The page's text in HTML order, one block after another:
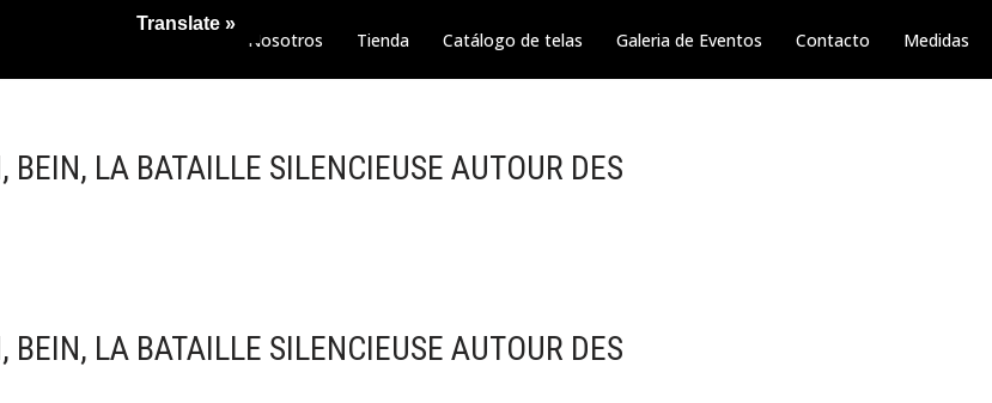
Nosotros Tienda Catálogo de telas Galeria de Eventos Contacto Medidas
LA BATAILLE SILENCIEUSE AUTOUR DES
LA BATAILLE SILENCIEUSE AUTOUR DES
Translate »